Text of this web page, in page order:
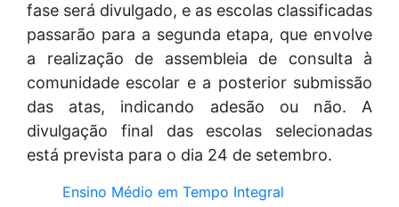
fase será divulgado, e as escolas classificadas
passarão para a segunda etapa, que envolve
a realização de assembleia de consulta à
comunidade escolar e a posterior submissão
das atas, indicando adesão ou não. A
divulgação final das escolas selecionadas
está prevista para o dia 24 de setembro.
Ensino Médio em Tempo Integral